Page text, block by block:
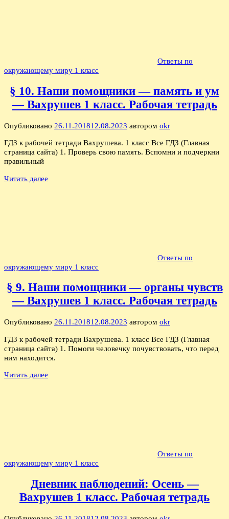
Ответы по
окружающему миру 1 класс
§ 10. Наши помощники — память и ум
— Вахрушев 1 класс. Рабочая тетрадь
Опубликовано 26.11.201812.08.2023 автором okr
ГДЗ к рабочей тетради Вахрушева. 1 класс Все ГДЗ (Главная
страница сайта) 1. Проверь свою память. Вспомни и подчеркни
правильный
Читать далее
Ответы по
окружающему миру 1 класс
§ 9. Наши помощники — органы чувств
— Вахрушев 1 класс. Рабочая тетрадь
Опубликовано 26.11.201812.08.2023 автором okr
ГДЗ к рабочей тетради Вахрушева. 1 класс Все ГДЗ (Главная
страница сайта) 1. Помоги человечку почувствовать, что перед
ним находится.
Читать далее
Ответы по
окружающему миру 1 класс
Дневник наблюдений: Осень —
Вахрушев 1 класс. Рабочая тетрадь